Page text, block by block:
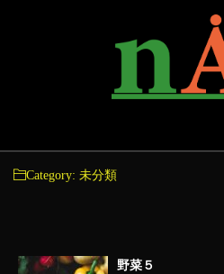
Category: 未分類
野菜５